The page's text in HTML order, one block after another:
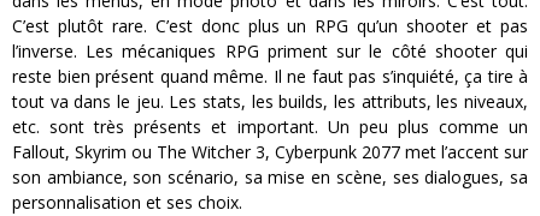
C’est plutôt rare. C’est donc plus un RPG qu’un shooter et pas
l’inverse. Les mécaniques RPG priment sur le côté shooter qui
reste bien présent quand même. Il ne faut pas s’inquiété, ça tire à
tout va dans le jeu. Les stats, les builds, les attributs, les niveaux,
etc. sont très présents et important. Un peu plus comme un
Fallout, Skyrim ou The Witcher 3, Cyberpunk 2077 met l’accent sur
son ambiance, son scénario, sa mise en scène, ses dialogues, sa
personnalisation et ses choix.